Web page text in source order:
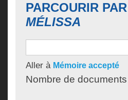
PARCOURIR
MÉLISSA
Aller à Mémoire accepté
Nombre de